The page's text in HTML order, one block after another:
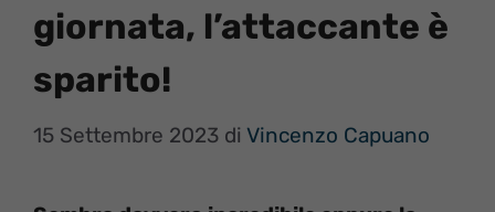
giornata, l’attaccante è
sparito!
15 Settembre 2023 di Vincenzo Capuano